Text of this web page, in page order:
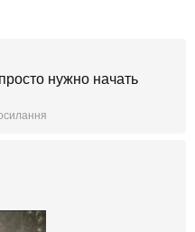
нужно начать